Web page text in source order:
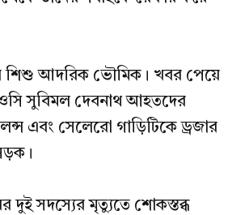
শিশু আদরিক ভৌমিক। খবর পেয়ে
ওসি সুবিমল দেবনাথ আহতদের
এবং সেলেরো গাড়িটিকে ড্রজার
দুই সদস্যের মৃত্যুতে শোকস্তব্ধ